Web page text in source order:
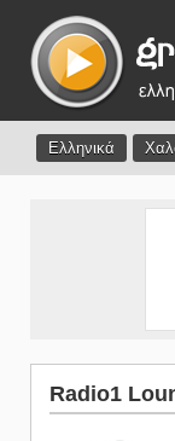
Ελληνικά
Radio1